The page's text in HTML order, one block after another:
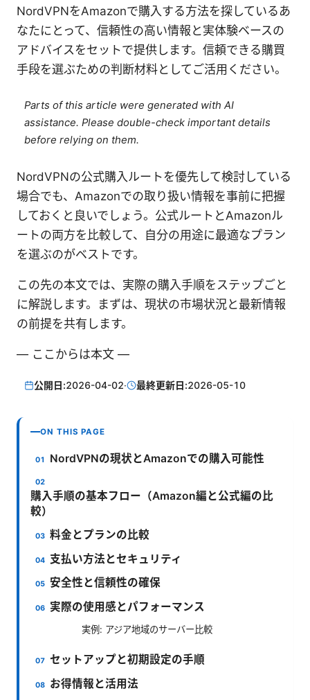
NordVPNをAmazonで購入する方法を探しているあ
なたにとって、信頼性の高い情報と実体験ベースの
アドバイスをセットで提供します。信頼できる購買
手段を選ぶための判断材料としてご活用ください。
Parts of this article were generated with AI
assistance. Please double-check important details
before relying on them.
NordVPNの公式購入ルートを優先して検討している
場合でも、Amazonでの取り扱い情報を事前に把握
しておくと良いでしょう。公式ルートとAmazonル
ートの両方を比較して、自分の用途に最適なプラン
を選ぶのがベストです。
この先の本文では、実際の購入手順をステップごと
に解説します。まずは、現状の市場状況と最新情報
の前提を共有します。
— ここからは本文 —
公開日:2026-04-02· 最終更新日:2026-05-10
ON THIS PAGE
NordVPNの現状とAmazonでの購入可能性
購入手順の基本フロー（Amazon編と公式編の比
較）
料金とプランの比較
支払い方法とセキュリティ
安全性と信頼性の確保
実際の使用感とパフォーマンス
実例: アジア地域のサーバー比較
セットアップと初期設定の手順
お得情報と活用法